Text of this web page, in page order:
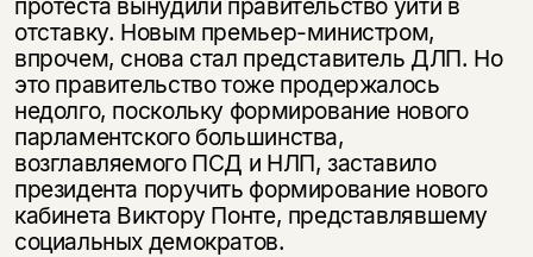
отставку. Новым премьер-министром,
впрочем, снова стал представитель ДЛП. Но
это правительство тоже продержалось
недолго, поскольку формирование нового
парламентского большинства,
возглавляемого ПСД и НЛП, заставило
президента поручить формирование нового
кабинета Виктору Понте, представлявшему
социальных демократов.